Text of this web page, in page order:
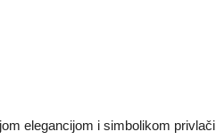
elegancijom i simbolikom privlači